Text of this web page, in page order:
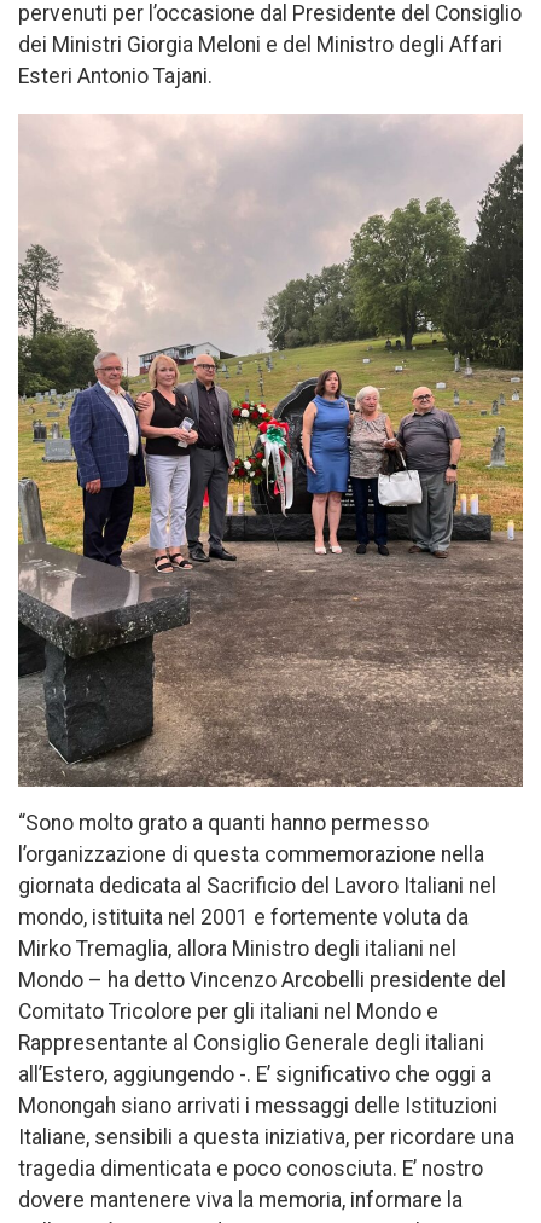
pervenuti per l’occasione dal Presidente del Consiglio
dei Ministri Giorgia Meloni e del Ministro degli Affari
Esteri Antonio Tajani.
“Sono molto grato a quanti hanno permesso
l’organizzazione di questa commemorazione nella
giornata dedicata al Sacrificio del Lavoro Italiani nel
mondo, istituita nel 2001 e fortemente voluta da
Mirko Tremaglia, allora Ministro degli italiani nel
Mondo – ha detto Vincenzo Arcobelli presidente del
Comitato Tricolore per gli italiani nel Mondo e
Rappresentante al Consiglio Generale degli italiani
all’Estero, aggiungendo -. E’ significativo che oggi a
Monongah siano arrivati i messaggi delle Istituzioni
Italiane, sensibili a questa iniziativa, per ricordare una
tragedia dimenticata e poco conosciuta. E’ nostro
dovere mantenere viva la memoria, informare la